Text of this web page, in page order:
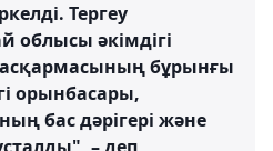
Тергеу
облысы әкімдігі
бұрынғы
орынбасары,
бас дәрігері және